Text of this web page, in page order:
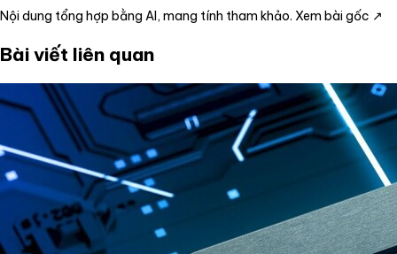
Nội dung tổng hợp bằng AI, mang tính tham khảo. Xem bài gốc ↗
Bài viết liên quan